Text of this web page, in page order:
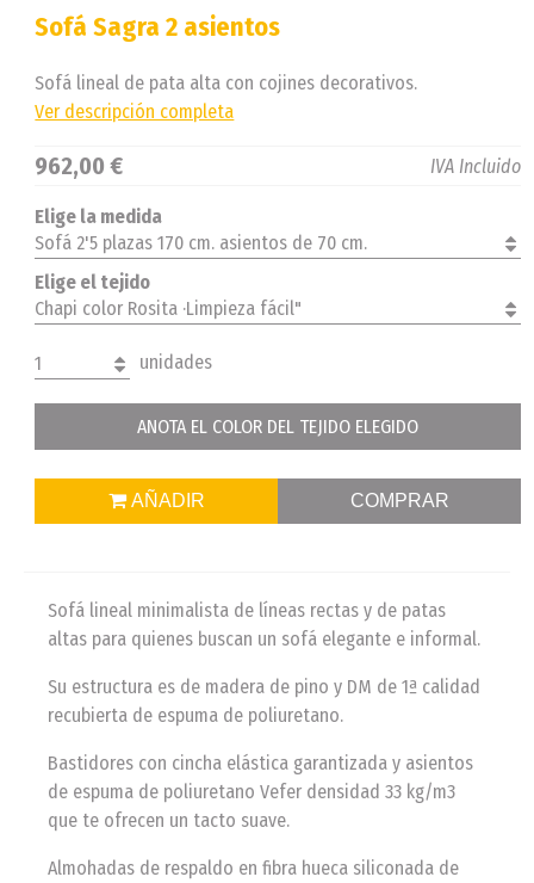
Sofá Sagra 2 asientos
Sofá lineal de pata alta con cojines decorativos.
Ver descripción completa
962,00 € IVA Incluido
Elige la medida
Sofá 2'5 plazas 170 cm. asientos de 70 cm.
Elige el tejido
Chapi color Rosita ·Limpieza fácil"
1 unidades
ANOTA EL COLOR DEL TEJIDO ELEGIDO
AÑADIR COMPRAR
Sofá lineal minimalista de líneas rectas y de patas
altas para quienes buscan un sofá elegante e informal.
Su estructura es de madera de pino y DM de 1ª calidad
recubierta de espuma de poliuretano.
Bastidores con cincha elástica garantizada y asientos
de espuma de poliuretano Vefer densidad 33 kg/m3
que te ofrecen un tacto suave.
Almohadas de respaldo en fibra hueca siliconada de